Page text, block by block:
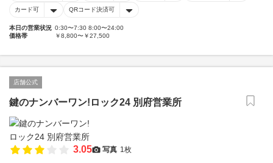
カード可 QRコード決済可
本日の営業状況 0:30〜7:30 8:00〜24:00
価格帯
￥8,800〜￥27,500
店舗公式
鍵のナンバーワン!ロック24 別府営業所
3.05 写真 1枚